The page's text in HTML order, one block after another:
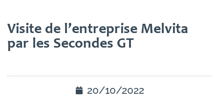
Visite de l’entreprise Melvita
par les Secondes GT
20/10/2022